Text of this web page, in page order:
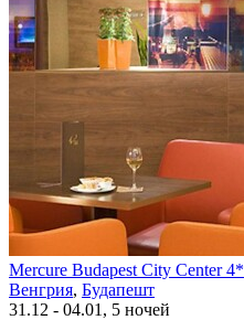
Mercure Budapest City Center 4*
Венгрия, Будапешт
31.12 - 04.01, 5 ночей